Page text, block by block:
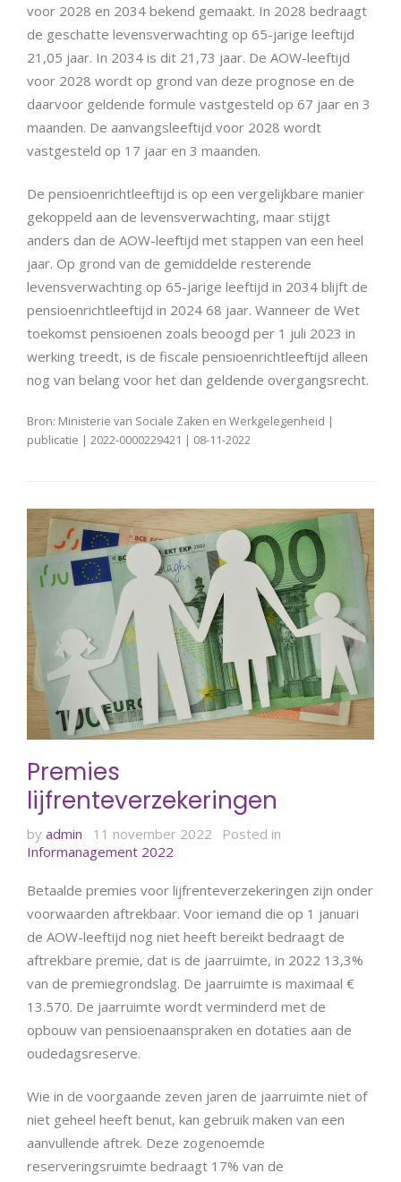
voor 2028 en 2034 bekend gemaakt. In 2028 bedraagt
de geschatte levensverwachting op 65-jarige leeftijd
21,05 jaar. In 2034 is dit 21,73 jaar. De AOW-leeftijd
voor 2028 wordt op grond van deze prognose en de
daarvoor geldende formule vastgesteld op 67 jaar en 3
maanden. De aanvangsleeftijd voor 2028 wordt
vastgesteld op 17 jaar en 3 maanden.
De pensioenrichtleeftijd is op een vergelijkbare manier
gekoppeld aan de levensverwachting, maar stijgt
anders dan de AOW-leeftijd met stappen van een heel
jaar. Op grond van de gemiddelde resterende
levensverwachting op 65-jarige leeftijd in 2034 blijft de
pensioenrichtleeftijd in 2024 68 jaar. Wanneer de Wet
toekomst pensioenen zoals beoogd per 1 juli 2023 in
werking treedt, is de fiscale pensioenrichtleeftijd alleen
nog van belang voor het dan geldende overgangsrecht.
Bron: Ministerie van Sociale Zaken en Werkgelegenheid |
publicatie | 2022-0000229421 | 08-11-2022
Premies
lijfrenteverzekeringen
by admin 11 november 2022
Posted in
Informanagement 2022
Betaalde premies voor lijfrenteverzekeringen zijn onder
voorwaarden aftrekbaar. Voor iemand die op 1 januari
de AOW-leeftijd nog niet heeft bereikt bedraagt de
aftrekbare premie, dat is de jaarruimte, in 2022 13,3%
van de premiegrondslag. De jaarruimte is maximaal €
13.570. De jaarruimte wordt verminderd met de
opbouw van pensioenaanspraken en dotaties aan de
oudedagsreserve.
Wie in de voorgaande zeven jaren de jaarruimte niet of
niet geheel heeft benut, kan gebruik maken van een
aanvullende aftrek. Deze zogenoemde
reserveringsruimte bedraagt 17% van de